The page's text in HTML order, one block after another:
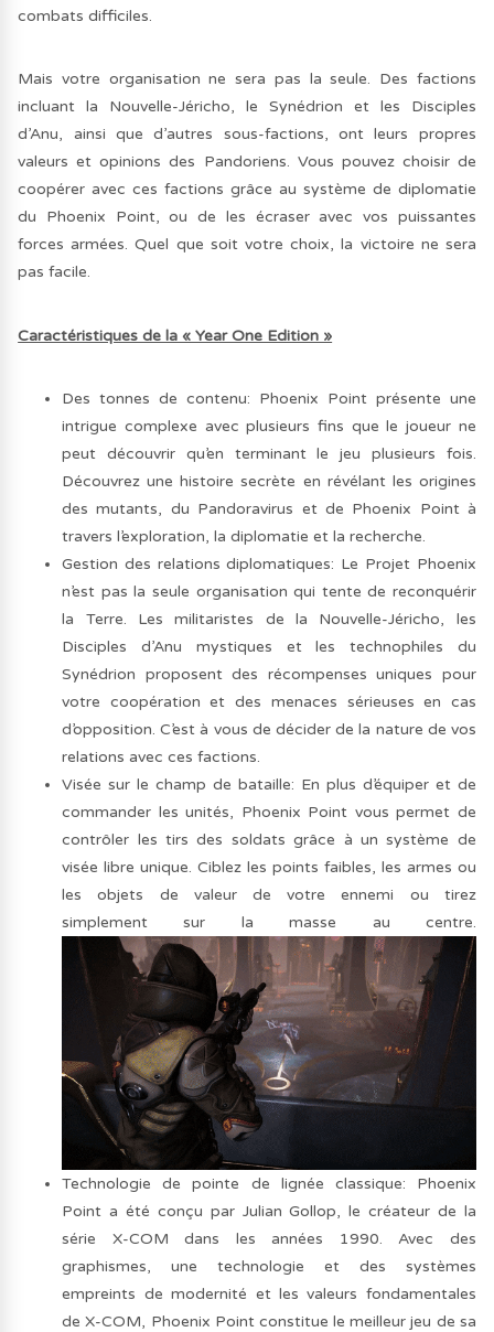
combats difficiles.
Mais votre organisation ne sera pas la seule. Des factions
incluant la Nouvelle-Jéricho, le Synédrion et les Disciples
d’Anu, ainsi que d’autres sous-factions, ont leurs propres
valeurs et opinions des Pandoriens. Vous pouvez choisir de
coopérer avec ces factions grâce au système de diplomatie
du Phoenix Point, ou de les écraser avec vos puissantes
forces armées. Quel que soit votre choix, la victoire ne sera
pas facile.
Caractéristiques de la « Year One Edition »
Des tonnes de contenu: Phoenix Point présente une
intrigue complexe avec plusieurs fins que le joueur ne
peut découvrir qu’en terminant le jeu plusieurs fois.
Découvrez une histoire secrète en révélant les origines
des mutants, du Pandoravirus et de Phoenix Point à
travers l’exploration, la diplomatie et la recherche.
Gestion des relations diplomatiques: Le Projet Phoenix
n’est pas la seule organisation qui tente de reconquérir
la Terre. Les militaristes de la Nouvelle-Jéricho, les
Disciples d’Anu mystiques et les technophiles du
Synédrion proposent des récompenses uniques pour
votre coopération et des menaces sérieuses en cas
d’opposition. C’est à vous de décider de la nature de vos
relations avec ces factions.
Visée sur le champ de bataille: En plus d’équiper et de
commander les unités, Phoenix Point vous permet de
contrôler les tirs des soldats grâce à un système de
visée libre unique. Ciblez les points faibles, les armes ou
les objets de valeur de votre ennemi ou tirez
simplement sur la masse au centre.
Technologie de pointe de lignée classique: Phoenix
Point a été conçu par Julian Gollop, le créateur de la
série X-COM dans les années 1990. Avec des
graphismes, une technologie et des systèmes
empreints de modernité et les valeurs fondamentales
de X-COM, Phoenix Point constitue le meilleur jeu de sa